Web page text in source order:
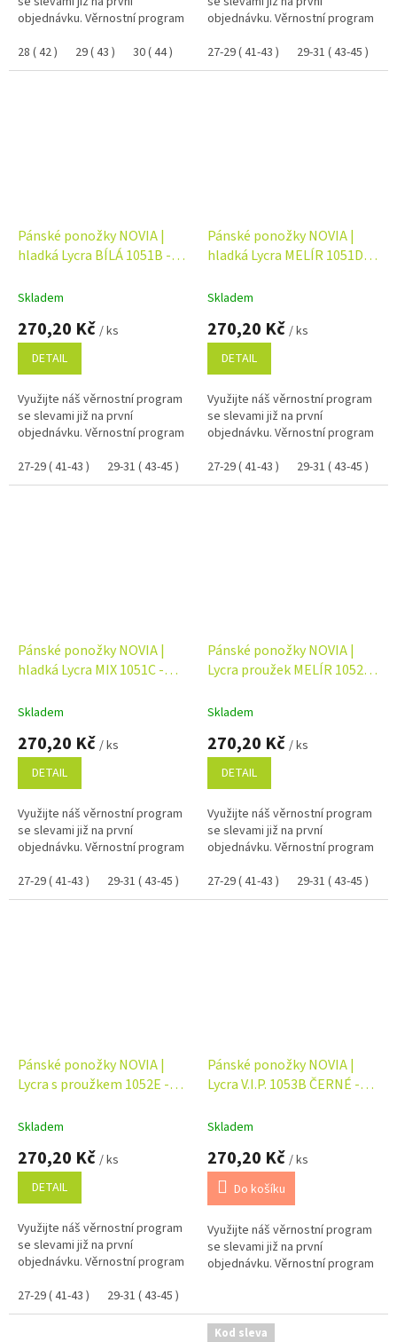
objednávku. Věrnostní program
28 ( 42 )
29 ( 43 ) 30 ( 44 ) 31 ( 45 ) 32 ( 46 ) 27 ( 41 ) 26 (
objednávku. Věrnostní program
27-29 ( 41-43 )
29-31 ( 43-45 )
Pánské ponožky NOVIA |
hladká Lycra BÍLÁ 1051B -
Skladem
270,20 Kč / ks
DETAIL
Využijte náš věrnostní program
se slevami již na první
objednávku. Věrnostní program
27-29 ( 41-43 )
29-31 ( 43-45 )
Pánské ponožky NOVIA |
hladká Lycra MELÍR 1051D -
Skladem
270,20 Kč / ks
DETAIL
Využijte náš věrnostní program
se slevami již na první
objednávku. Věrnostní program
27-29 ( 41-43 )
29-31 ( 43-45 )
Pánské ponožky NOVIA |
hladká Lycra MIX 1051C -
Skladem
270,20 Kč / ks
DETAIL
Využijte náš věrnostní program
se slevami již na první
objednávku. Věrnostní program
27-29 ( 41-43 )
29-31 ( 43-45 )
Pánské ponožky NOVIA |
Lycra proužek MELÍR 1052F -
Skladem
270,20 Kč / ks
DETAIL
Využijte náš věrnostní program
se slevami již na první
objednávku. Věrnostní program
27-29 ( 41-43 )
29-31 ( 43-45 )
Pánské ponožky NOVIA |
Lycra s proužkem 1052E -
Skladem
270,20 Kč / ks
DETAIL
Využijte náš věrnostní program
se slevami již na první
objednávku. Věrnostní program
27-29 ( 41-43 )
29-31 ( 43-45 )
Pánské ponožky NOVIA |
Lycra V.I.P. 1053B ČERNÉ -
Skladem
270,20 Kč / ks
Do košíku
Využijte náš věrnostní program
se slevami již na první
objednávku. Věrnostní program
Kod sleva